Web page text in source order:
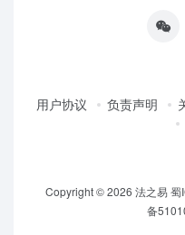
用户协议 负责声明
Copyright © 2026 法之易蜀
备